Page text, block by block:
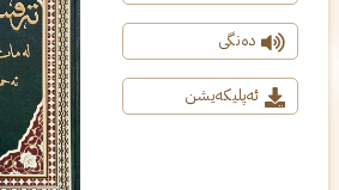
دەنگی
ئەپلیکەیشن